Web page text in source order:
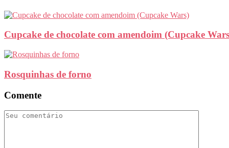
Cupcake de chocolate com amendoim (Cupcake
Rosquinhas de forno
Comente